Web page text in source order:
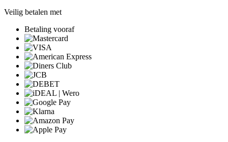
Veilig betalen met
Betaling vooraf